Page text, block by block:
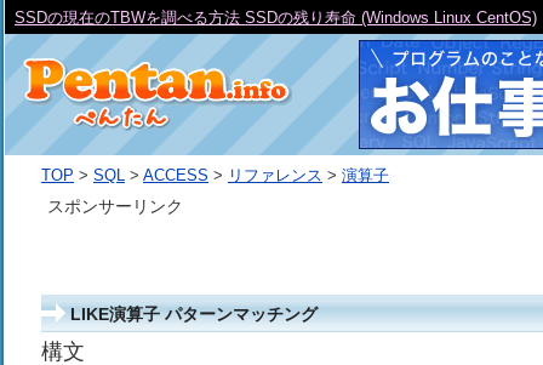
TOP > SQL > ACCESS > リファレンス > 演算子
LIKE演算子 パターンマッチング
構文
スポンサーリンク
SSDの現在のTBWを調べる方法 SSDの残り寿命 (Windows Linux CentOS)